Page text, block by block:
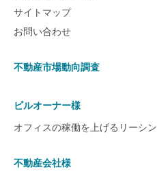
サイトマップ
お問い合わせ
不動産市場動向調査
ビルオーナー様
オフィスの稼働を上げるリーシ
不動産会社様